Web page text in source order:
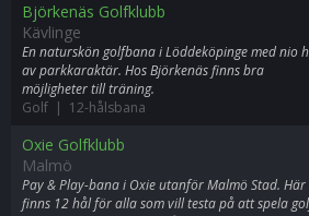
Björkenäs Golfklubb
Kävlinge
En naturskön golfbana i Löddeköpinge med nio
av parkkaraktär. Hos Björkenäs finns bra
möjligheter till träning.
Golf | 12-hålsbana
Oxie Golfklubb
Malmö
Pay & Play-bana i Oxie utanför Malmö Stad. Här
finns 12 hål för alla som vill testa på att spela